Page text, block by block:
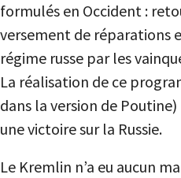
formulés en Occident :
versement de réparations
régime russe par les
La réalisation de ce
dans la version de
une victoire sur la Russie.
Le Kremlin n’a eu aucun